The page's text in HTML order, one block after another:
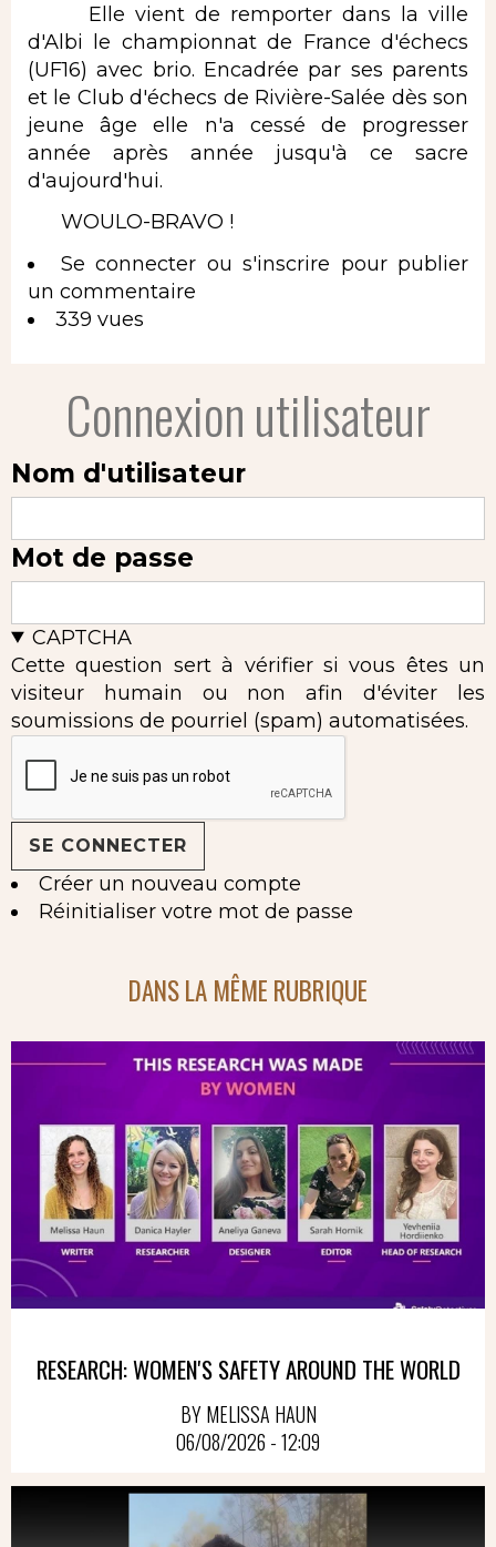
Elle vient de remporter dans la ville
d'Albi le championnat de France d'échecs
(UF16) avec brio. Encadrée par ses parents
et le Club d'échecs de Rivière-Salée dès son
jeune âge elle n'a cessé de progresser
année après année jusqu'à ce sacre
d'aujourd'hui.
WOULO-BRAVO !
Se connecter ou s'inscrire pour publier
un commentaire
339 vues
Connexion utilisateur
Nom d'utilisateur
Mot de passe
CAPTCHA
Cette question sert à vérifier si vous êtes un
visiteur humain ou non afin d'éviter les
soumissions de pourriel (spam) automatisées.
Créer un nouveau compte
Réinitialiser votre mot de passe
DANS LA MÊME RUBRIQUE
RESEARCH: WOMEN'S SAFETY AROUND THE WORLD
BY MELISSA HAUN
06/08/2026 - 12:09